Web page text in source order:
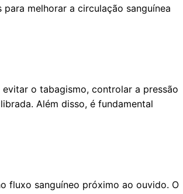
melhorar a circulação sanguínea
o tabagismo, controlar a pressão
Além disso, é fundamental
fluxo sanguíneo próximo ao ouvido. O